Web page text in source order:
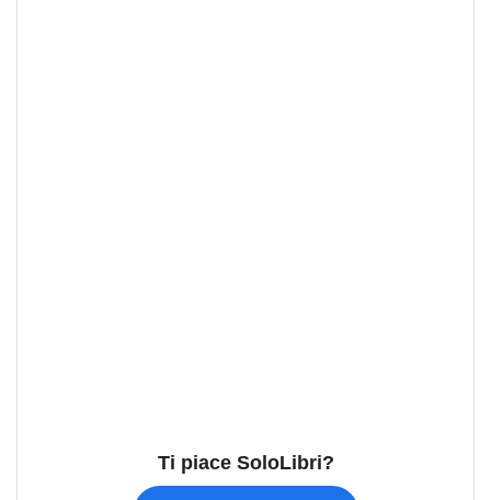
Ti piace SoloLibri?